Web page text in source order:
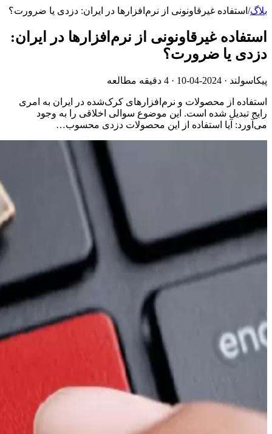
بلاگ/ استفاده غیرقاونونی از نرم‌افزارها در ایران: دزدی یا ضرورت؟
استفاده غیرقاونونی از نرم‌افزارها در ایران:
دزدی یا ضرورت؟
پیکاسولند · 2024-04-10 · 4 دقیقه مطالعه
استفاده از محصولات و نرم‌افزارهای کرک‌شده در ایران به امری
رایج تبدیل شده است. این موضوع سوالی اخلاقی را به وجود
می‌آورد: آیا استفاده از این محصولات دزدی محسوب…